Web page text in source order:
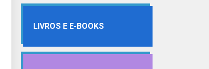
LIVROS E E-BOOKS